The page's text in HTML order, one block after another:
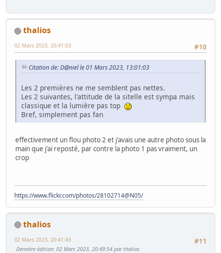
thalios
#10
02 Mars 2023, 20:41:03
Citation de: D@niel le 01 Mars 2023, 13:01:03
Les 2 premières ne me semblent pas nettes.
Les 2 suivantes, l'attitude de la sitelle est sympa mais
classique et la lumière pas top
Bref, simplement pas fan
effectivement un flou photo 2 et j'avais une autre photo sous la
main que j'ai reposté, par contre la photo 1 pas vraiment, un
crop
https://www.flickr.com/photos/28102714@N05/
thalios
#11
02 Mars 2023, 20:41:43
Dernière édition: 02 Mars 2023, 20:49:54 par thalios